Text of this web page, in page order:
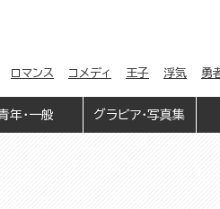
ロマンス コメディ 王子 浮気 勇
年・一般 グラビア・写真集